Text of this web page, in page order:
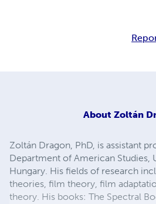
About Zoltán
Zoltán Dragon, PhD, is assistant
Department of American Studies,
Hungary. His fields of research
theories, film theory, film
theory. His books: The Spectral